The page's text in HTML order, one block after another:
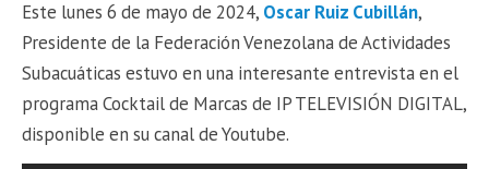
Este lunes 6 de mayo de 2024, Oscar Ruiz Cubillán,
Presidente de la Federación Venezolana de Actividades
Subacuáticas estuvo en una interesante entrevista en el
programa Cocktail de Marcas de IP TELEVISIÓN DIGITAL,
disponible en su canal de Youtube.